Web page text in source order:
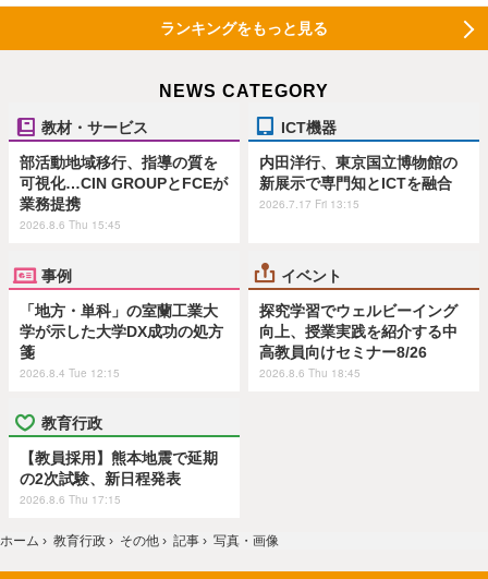
ランキングをもっと見る
NEWS CATEGORY
教材・サービス
部活動地域移行、指導の質を
可視化…CIN GROUPとFCEが
業務提携
2026.8.6 Thu 15:45
ICT機器
内田洋行、東京国立博物館の
新展示で専門知とICTを融合
2026.7.17 Fri 13:15
事例
「地方・単科」の室蘭工業大
学が示した大学DX成功の処方
箋
2026.8.4 Tue 12:15
イベント
探究学習でウェルビーイング
向上、授業実践を紹介する中
高教員向けセミナー8/26
2026.8.6 Thu 18:45
教育行政
【教員採用】熊本地震で延期
の2次試験、新日程発表
2026.8.6 Thu 17:15
ホーム › 教育行政 › その他 › 記事 › 写真・画像